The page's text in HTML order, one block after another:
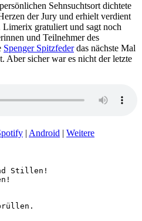
Sehnsuchtsort dichtete
der Jury und erhielt verdient
gratuliert und sagt noch
und Teilnehmer des
Spenger Spitzfederdas nächste Mal
Aber sicher war es nicht der letzte
| Android | Weitere
Stillen!